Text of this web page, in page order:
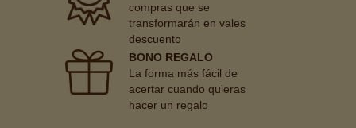
compras que se
transformarán en vales
descuento
BONO REGALO
La forma más fácil de
acertar cuando quieras
hacer un regalo